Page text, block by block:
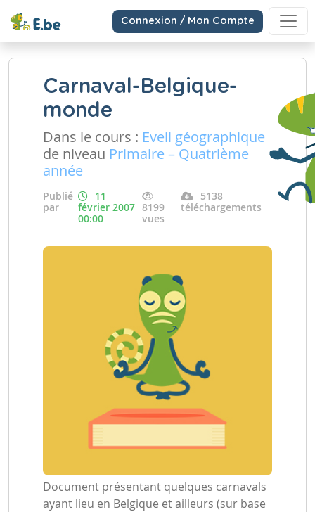
Connexion / Mon Compte
Carnaval-Belgique-
monde
Dans le cours : Eveil géographique
de niveau Primaire – Quatrième
année
Publié
par
11
février 2007
00:00
8199
vues
5138
téléchargements
Document présentant quelques carnavals
ayant lieu en Belgique et ailleurs (sur base